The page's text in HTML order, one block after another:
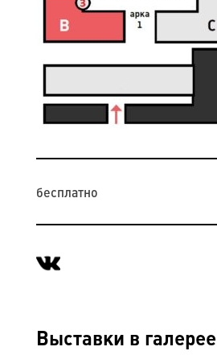
бесплатно
Выставки в галерее